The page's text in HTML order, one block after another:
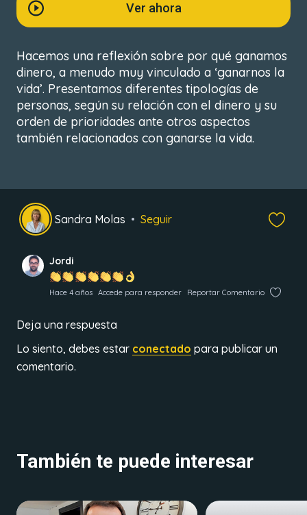
Ver ahora
Hacemos una reflexión sobre por qué ganamos
dinero, a menudo muy vinculado a ‘ganarnos la
vida’. Presentamos diferentes tipologías de
personas, según su relación con el dinero y su
orden de prioridades ante otros aspectos
también relacionados con ganarse la vida.
Sandra Molas Seguir
Jordi
Hace 4 años Accede para responder Reportar Comentario
Deja una respuesta
Lo siento, debes estar conectado para publicar un
comentario.
También te puede interesar